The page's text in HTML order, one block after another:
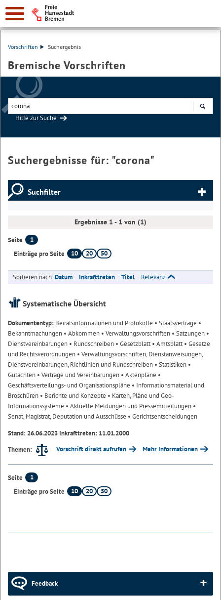
Vorschriften Suchergebnis
Bremische Vorschriften
Hilfe zur Suche
Suchergebnisse für: "corona"
Suchfilter
Ergebnisse 1 - 1 von (1)
Seite
1
Einträge pro Seite
10 20 50
Sortieren nach:Datum Inkrafttreten Titel Relevanz
Systematische Übersicht
Dokumententyp: Beiratsinformationen und Protokolle • Staatsverträge •
Bekanntmachungen • Abkommen • Verwaltungsvorschriften • Satzungen •
Dienstvereinbarungen • Rundschreiben • Gesetzblatt• Amtsblatt• Gesetze
und Rechtsverordnungen • Verwaltungsvorschriften, Dienstanweisungen,
Dienstvereinbarungen, Richtlinien und Rundschreiben • Statistiken •
Gutachten • Verträge und Vereinbarungen • Aktenpläne •
Geschäftsverteilungs- und Organisationspläne • Informationsmaterial und
Broschüren • Berichte und Konzepte • Karten, Pläne und Geo-
Informationssysteme • Aktuelle Meldungen und Pressemitteilungen •
Senat, Magistrat, Deputation und Ausschüsse • Gerichtsentscheidungen
Stand: 26.06.2023 Inkrafttreten: 11.01.2000
Themen:
Vorschrift direkt aufrufen Mehr Informationen
Seite
1
Einträge pro Seite
10 20 50
Feedback